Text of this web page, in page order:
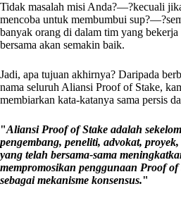
Tidak masalah misi Anda?—?kecuali
mencoba untuk membumbui
banyak orang di dalam tim yang
bersama akan semakin baik.
Jadi, apa tujuan akhirnya? Daripada
nama seluruh Aliansi Proof of Stake,
membiarkan kata-katanya sama persis
"Aliansi Proof of Stake adalah
pengembang, peneliti, advokat,
yang telah bersama-sama
mempromosikan penggunaan Proof of
sebagai mekanisme konsensus."